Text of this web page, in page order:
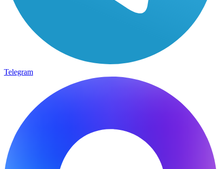
Telegram